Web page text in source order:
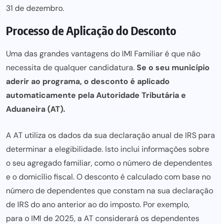
31 de dezembro.
Processo de Aplicação do Desconto
Uma das grandes vantagens do IMI Familiar é que não
necessita de qualquer candidatura.Se o seu município
aderir ao programa, o desconto é aplicado
automaticamente pela Autoridade Tributária e
Aduaneira (AT).
A AT utiliza os dados da sua declaração anual de IRS para
determinar a elegibilidade. Isto inclui informações sobre
o seu agregado familiar, como o número de dependentes
e o domicílio fiscal. O desconto é calculado com base no
número de dependentes que constam na sua declaração
de IRS do ano anterior ao do imposto. Por exemplo,
para o IMI de 2025, a AT considerará os dependentes